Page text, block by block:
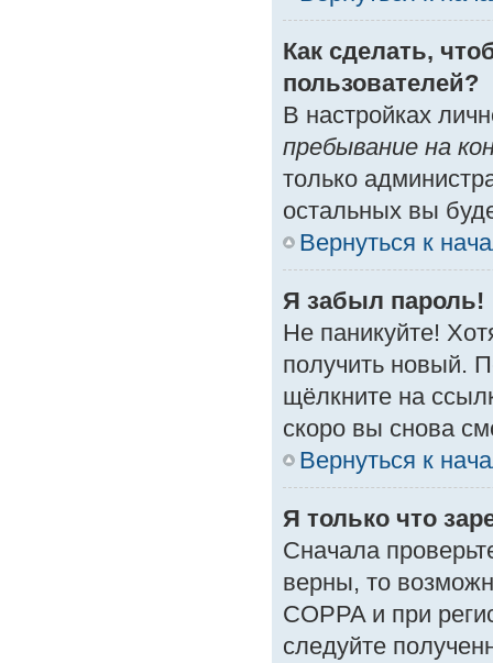
Как сделать,
пользователей?
В настройках
пребывание на
только
остальных вы
Вернуться к
Я забыл пароль!
Не паникуйте!
получить новый.
щёлкните на
скоро вы снова
Вернуться к
Я только что
Сначала
верны, то
COPPA и при
следуйте